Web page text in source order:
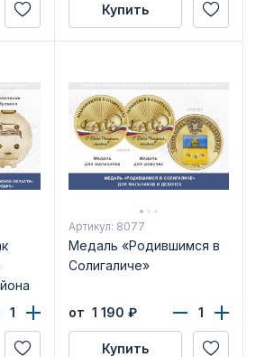
Купить
Артикул: 8077
Медаль «Родившимся в
Солигаличе»
от 1 190 ₽
Купить